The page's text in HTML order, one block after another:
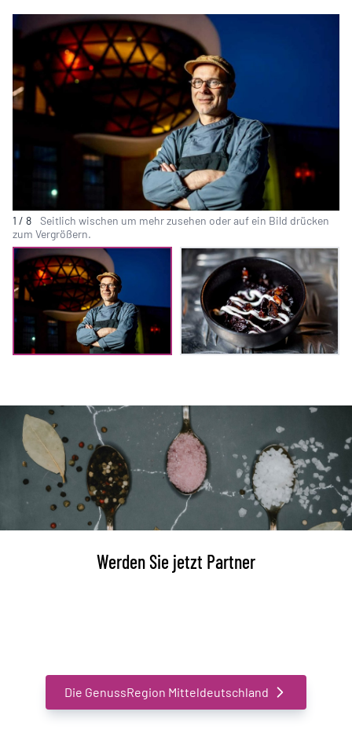
1 / 8
Seitlich wischen um mehr zusehen oder auf ein Bild drücken
zum Vergrößern.
Werden Sie jetzt Partner
Die GenussRegion Mitteldeutschland